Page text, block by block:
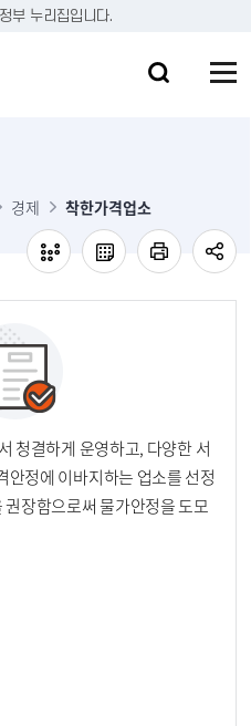
로가기
부 누리집입니다.
경제 착한가격업소
청결하게 운영하고, 다양한 서
안정에 이바지하는 업소를 선정
장함으로써 물가안정을 도모